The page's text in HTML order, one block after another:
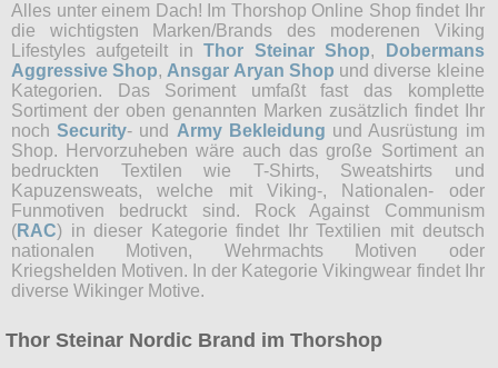
Alles unter einem Dach! Im Thorshop Online Shop findet Ihr
die wichtigsten Marken/Brands des moderenen Viking
Lifestyles aufgeteilt inThor Steinar Shop,
Dobermans
Aggressive Shop, Ansgar Aryan Shop und diverse kleine
Kategorien. Das Soriment umfaßt fast das komplette
Sortiment der oben genannten Marken zusätzlich findet Ihr
nochSecurity- und Army Bekleidung und Ausrüstung im
Shop. Hervorzuheben wäre auch das große Sortiment an
bedruckten Textilen wie T-Shirts, Sweatshirts und
Kapuzensweats, welche mit Viking-, Nationalen- oder
Funmotiven bedruckt sind. Rock Against Communism
(RAC) in dieser Kategorie findet Ihr Textilien mit deutsch
nationalen Motiven, Wehrmachts Motiven oder
Kriegshelden Motiven. In der Kategorie Vikingwear findet Ihr
diverse Wikinger Motive.
Thor Steinar Nordic Brand im Thorshop